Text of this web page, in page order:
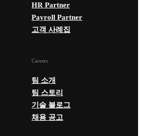
HR Partner
Payroll Partner
고객 사례집
Careers
팀 소개
팀 스토리
기술 블로그
채용 공고